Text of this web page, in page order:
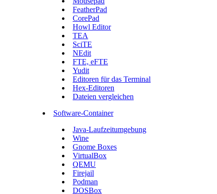
FeatherPad
CorePad
Howl Editor
TEA
SciTE
NEdit
FTE, eFTE
Yudit
Editoren für das Terminal
Hex-Editoren
Dateien vergleichen
Software-Container
Java-Laufzeitumgebung
Wine
Gnome Boxes
VirtualBox
QEMU
Firejail
Podman
DOSBox